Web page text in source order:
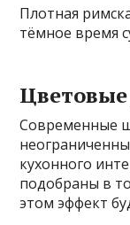
Плотная
тёмное время
Современные
кухонного
подобраны в
этом эффект